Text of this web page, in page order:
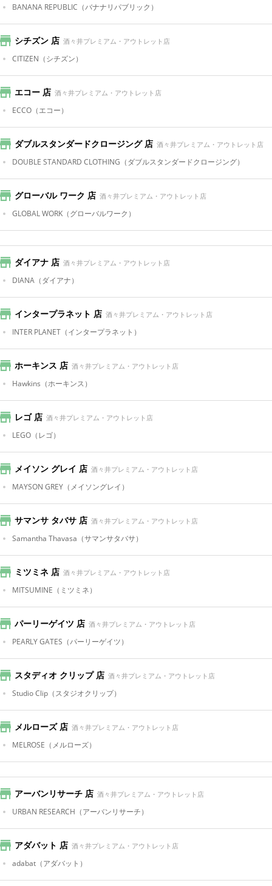
BANANA REPUBLIC （バナナリパブリック）
シチズン 店 酒々井プレミアム・アウトレット店
CITIZEN （シチズン）
エコー 店 酒々井プレミアム・アウトレット店
ECCO （エコー）
ダブルスタンダードクロージング 店 酒々井プレミアム・アウトレット店
DOUBLE STANDARD CLOTHING （ダブルスタンダードクロージング）
グローバル ワーク 店 酒々井プレミアム・アウトレット店
GLOBAL WORK （グローバルワーク）
ダイアナ 店 酒々井プレミアム・アウトレット店
DIANA （ダイアナ）
インタープラネット 店 酒々井プレミアム・アウトレット店
INTER PLANET （インタープラネット）
ホーキンス 店 酒々井プレミアム・アウトレット店
Hawkins （ホーキンス）
レゴ 店 酒々井プレミアム・アウトレット店
LEGO （レゴ）
メイソン グレイ 店 酒々井プレミアム・アウトレット店
MAYSON GREY （メイソングレイ）
サマンサ タバサ 店 酒々井プレミアム・アウトレット店
Samantha Thavasa （サマンサタバサ）
ミツミネ 店 酒々井プレミアム・アウトレット店
MITSUMINE （ミツミネ）
パーリーゲイツ 店 酒々井プレミアム・アウトレット店
PEARLY GATES （パーリーゲイツ）
スタディオ クリップ 店 酒々井プレミアム・アウトレット店
Studio Clip （スタジオクリップ）
メルローズ 店 酒々井プレミアム・アウトレット店
MELROSE （メルローズ）
アーバンリサーチ 店 酒々井プレミアム・アウトレット店
URBAN RESEARCH （アーバンリサーチ）
アダバット 店 酒々井プレミアム・アウトレット店
adabat （アダバット）